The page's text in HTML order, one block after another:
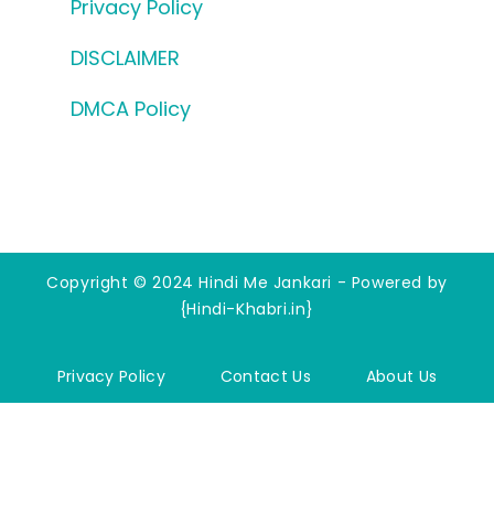
Privacy Policy
DISCLAIMER
DMCA Policy
Copyright © 2024 Hindi Me Jankari - Powered by
{Hindi-Khabri.in}
Privacy Policy Contact Us About Us